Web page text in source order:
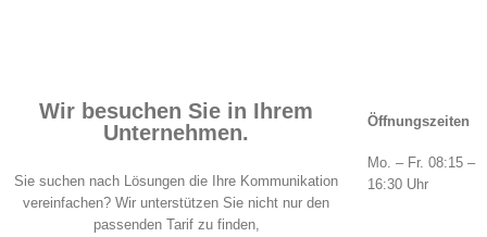
Wir besuchen Sie in Ihrem
Unternehmen.
Sie suchen nach Lösungen die Ihre Kommunikation
vereinfachen? Wir unterstützen Sie nicht nur den
passenden Tarif zu finden,
Öffnungszeiten
Mo. – Fr. 08:15 –
16:30 Uhr